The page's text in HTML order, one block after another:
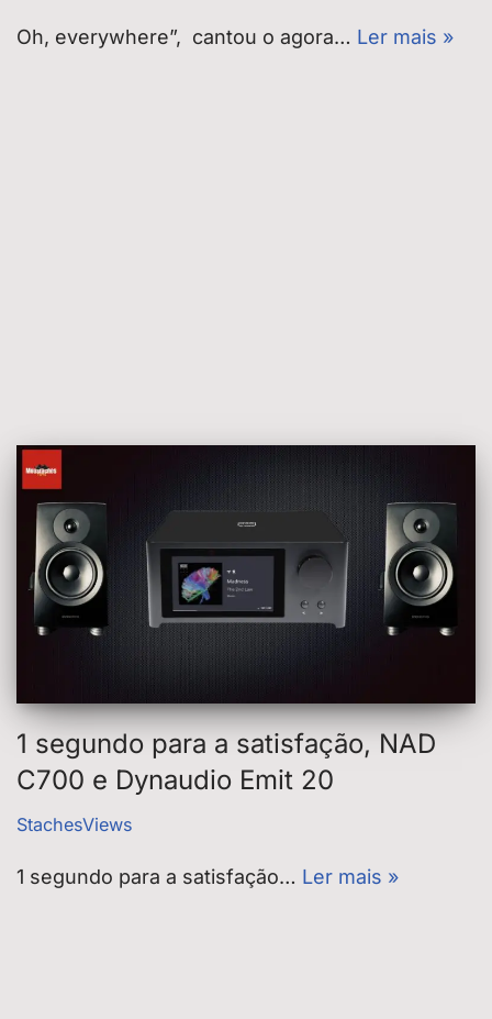
Oh, everywhere”, cantou o agora… Ler mais »
1 segundo para a satisfação, NAD
C700 e Dynaudio Emit 20
StachesViews
1 segundo para a satisfação… Ler mais »